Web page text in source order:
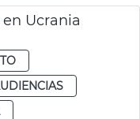
Ucrania